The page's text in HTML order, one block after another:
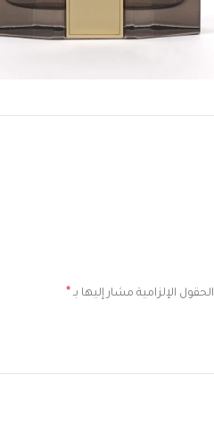
الحقول الإلزامية مشار إليها بـ *